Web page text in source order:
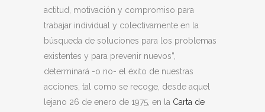
actitud, motivación y compromiso para
trabajar individual y colectivamente en la
búsqueda de soluciones para los problemas
existentes y para prevenir nuevos”,
determinará -o no- el éxito de nuestras
acciones, tal como se recoge, desde aquel
lejano 26 de enero de 1975, en la Carta de